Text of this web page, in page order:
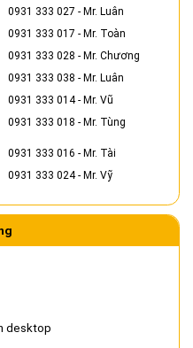
0931 333 027 - Mr. Luân
0931 333 017 - Mr. Toàn
0931 333 028 - Mr. Chương
0931 333 038 - Mr. Luân
0931 333 014- Mr. Vũ
0931 333 018 - Mr. Tùng
0931 333 016 - Mr. Tài
0931 333 024- Mr. Vỹ
desktop